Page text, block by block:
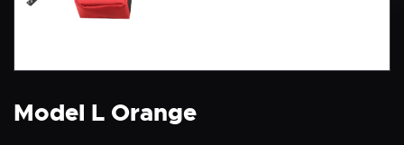
Model L Orange